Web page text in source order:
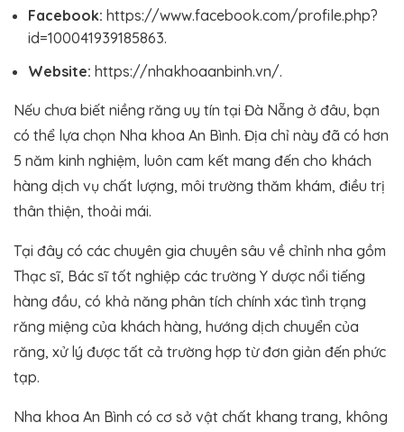
Facebook: https://www.facebook.com/profile.php?
id=100041939185863.
Website: https://nhakhoaanbinh.vn/.
Nếu chưa biết niềng răng uy tín tại Đà Nẵng ở đâu, bạn
có thể lựa chọn Nha khoa An Bình. Địa chỉ này đã có hơn
5 năm kinh nghiệm, luôn cam kết mang đến cho khách
hàng dịch vụ chất lượng, môi trường thăm khám, điều trị
thân thiện, thoải mái.
Tại đây có các chuyên gia chuyên sâu về chỉnh nha gồm
Thạc sĩ, Bác sĩ tốt nghiệp các trường Y dược nổi tiếng
hàng đầu, có khả năng phân tích chính xác tình trạng
răng miệng của khách hàng, hướng dịch chuyển của
răng, xử lý được tất cả trường hợp từ đơn giản đến phức
tạp.
Nha khoa An Bình có cơ sở vật chất khang trang, không